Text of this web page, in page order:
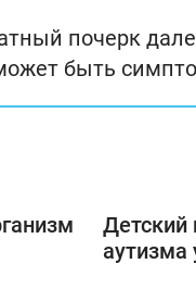
почерк
быть
Детский